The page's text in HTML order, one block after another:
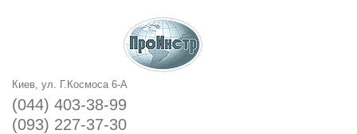
Киев, ул. Г.Космоса 6-А
(044) 403-38-99
(093) 227-37-30